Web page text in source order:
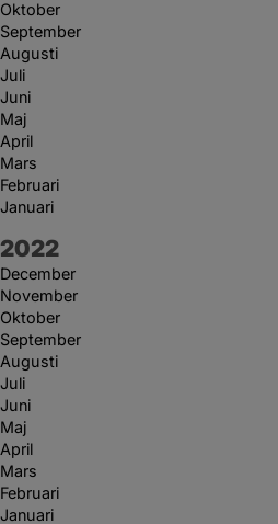
Oktober
September
Augusti
Juli
Juni
Maj
April
Mars
Februari
Januari
År:
2022
December
November
Oktober
September
Augusti
Juli
Juni
Maj
April
Mars
Februari
Januari